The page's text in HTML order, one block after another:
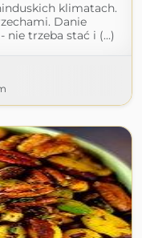
klimatach.
Danie
nie trzeba stać i (...)